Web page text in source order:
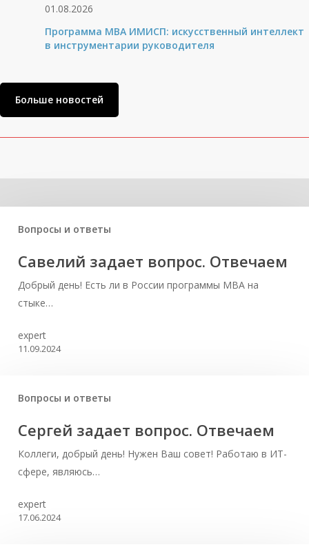
01.08.2026
Программа MBA ИМИСП: искусственный интеллект
в инструментарии руководителя
Больше новостей
Вопросы и ответы
Савелий задает вопрос. Отвечаем
Добрый день! Есть ли в России программы MBA на
стыке…
expert
11.09.2024
Вопросы и ответы
Сергей задает вопрос. Отвечаем
Коллеги, добрый день! Нужен Ваш совет! Работаю в ИТ-
сфере, являюсь…
expert
17.06.2024